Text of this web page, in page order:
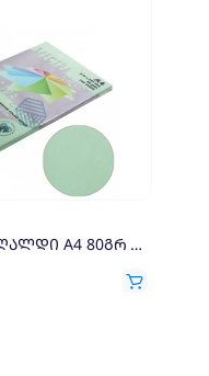
ფერადი ქაღალდი A4 80გრ 100ფ ღია მწვანე